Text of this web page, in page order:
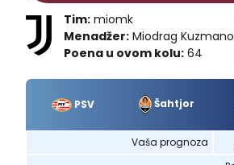
Tim: miomk
Menadžer: Miodrag
Poena u ovom kolu: 64
PSV Šahtjor
Vaša prognoza